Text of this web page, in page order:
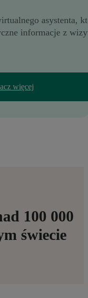
asystenta,
informacje z
więcej
100 000
świecie